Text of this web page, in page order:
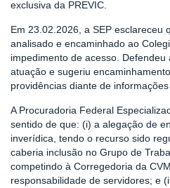
exclusiva da PREVIC.
Em 23.02.2026, a SEP esclareceu
analisado e encaminhado ao
impedimento de acesso. Defendeu
atuação e sugeriu
providências diante de
A Procuradoria Federal
sentido de que: (i) a alegação de
inverídica, tendo o recurso sido
caberia inclusão no Grupo de
competindo à Corregedoria da
responsabilidade de servidores; e